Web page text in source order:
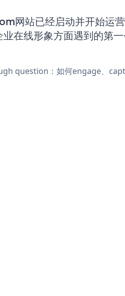
网站已经启动并开始运
在线形象方面遇到的第
question：如何engage、